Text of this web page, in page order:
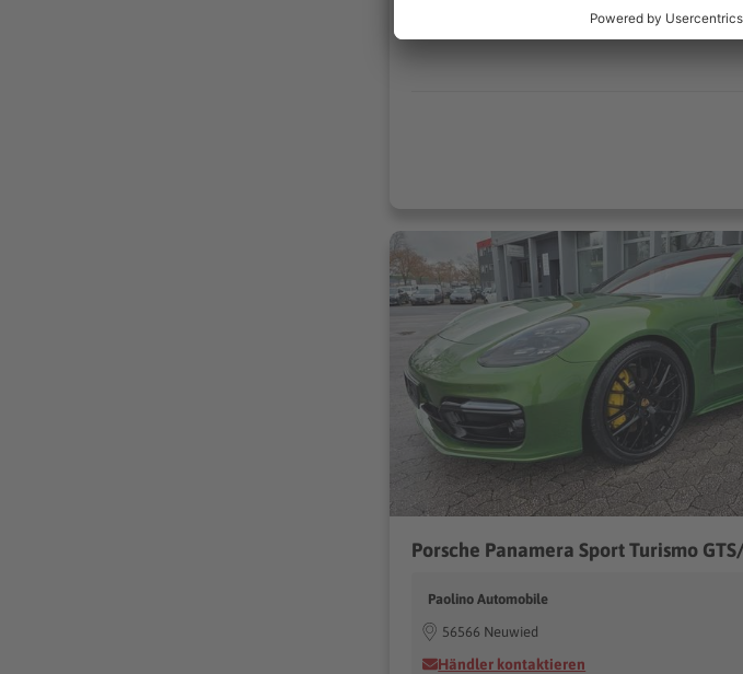
Paolino Automobile
56566 Neuwied
Händler kontaktieren